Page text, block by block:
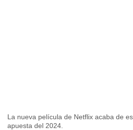
La nueva película de Netflix acaba de
apuesta del 2024.